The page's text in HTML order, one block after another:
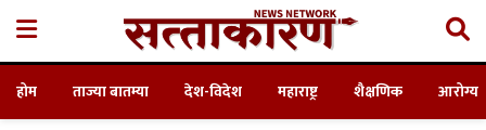
होम ताज्या बातम्या देश-विदेश महाराष्ट्र शैक्षणिक आरोग्य